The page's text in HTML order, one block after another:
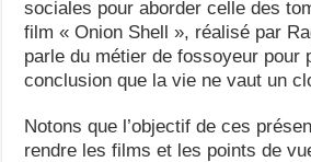
sociales pour aborder celle des
film « Onion Shell », réalisé par
parle du métier de fossoyeur pour
conclusion que la vie ne vaut un
Notons que l’objectif de ces
rendre les films et les points de